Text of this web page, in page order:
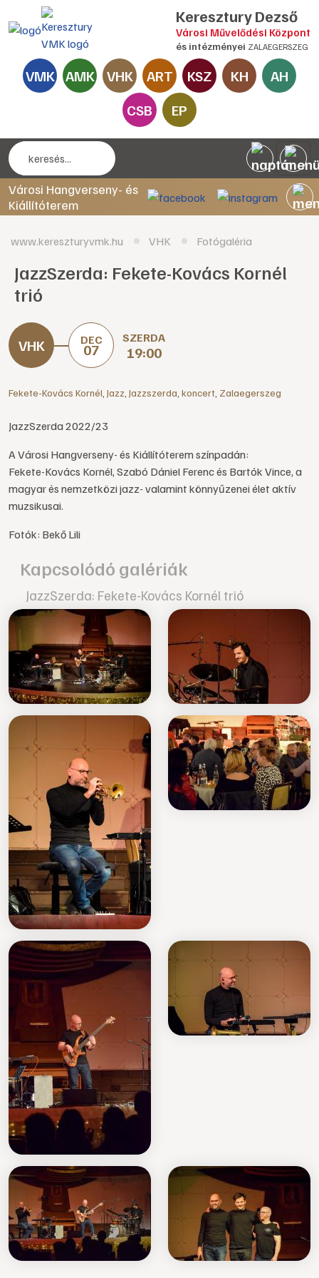
Keresztury Dezső
Városi Művelődési Központ
és intézményei ZALAEGERSZEG
VMK AMK VHK ART KSZ KH
AH
CSB
EP
Városi Hangverseny- és
Kiállítóterem
www.kereszturyvmk.hu VHK Fotógaléria
JazzSzerda: Fekete-Kovács Kornél
trió
DEC
07
SZERDA
19:00
Fekete-Kovács Kornél Jazz Jazzszerda koncert Zalaegerszeg
JazzSzerda 2022/23
A Városi Hangverseny- és Kiállítóterem színpadán:
Fekete-Kovács Kornél, Szabó Dániel Ferenc és Bartók Vince, a
magyar és nemzetközi jazz- valamint könnyűzenei élet aktív
muzsikusai.
Fotók: Bekő Lili
Kapcsolódó galériák
JazzSzerda: Fekete-Kovács Kornél trió